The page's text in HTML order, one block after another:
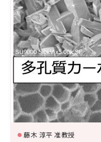
藤木 淳平 准教授